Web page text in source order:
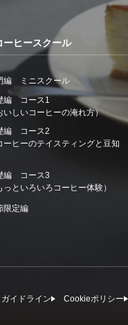
ーヒースクール
編 ミニスクール
編 コース1
いしいコーヒーの淹れ方）
編 コース2
ーヒーのテイスティングと豆知
編 コース3
っといろいろコーヒー体験）
限定編
イドライン Cookieポリシー